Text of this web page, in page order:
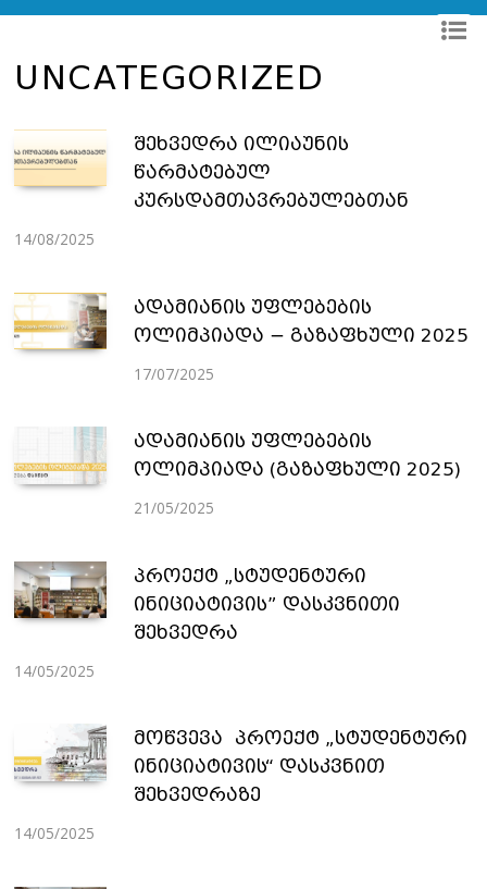
UNCATEGORIZED
შეხვედრა ილიაუნის
წარმატებულ
კურსდამთავრებულებთან
14/08/2025
ადამიანის უფლებების
ოლიმპიადა − გაზაფხული 2025
17/07/2025
ადამიანის უფლებების
ოლიმპიადა (გაზაფხული 2025)
21/05/2025
პროექტ „სტუდენტური
ინიციატივის” დასკვნითი
შეხვედრა
14/05/2025
მოწვევა პროექტ „სტუდენტური
ინიციატივის“ დასკვნით
შეხვედრაზე
14/05/2025